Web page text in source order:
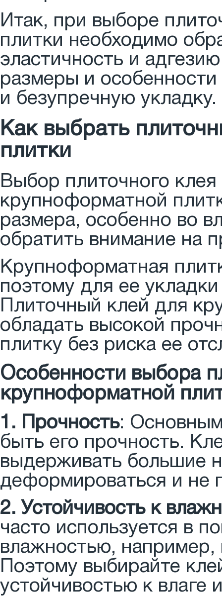
Итак, при выборе
плитки необходимо
эластичность и
размеры и
и безупречную укладку.
Как выбрать
плитки
Выбор плиточного
крупноформатной
размера, особенно во
обратить внимание на
Крупноформатная
поэтому для ее
Плиточный клей для
обладать высокой
плитку без риска ее
Особенности выбора
крупноформатной
1. Прочность:
быть его прочность.
выдерживать большие
деформироваться и не
2. Устойчивость к
часто используется в
влажностью, например,
Поэтому выбирайте
устойчивостью к влаге